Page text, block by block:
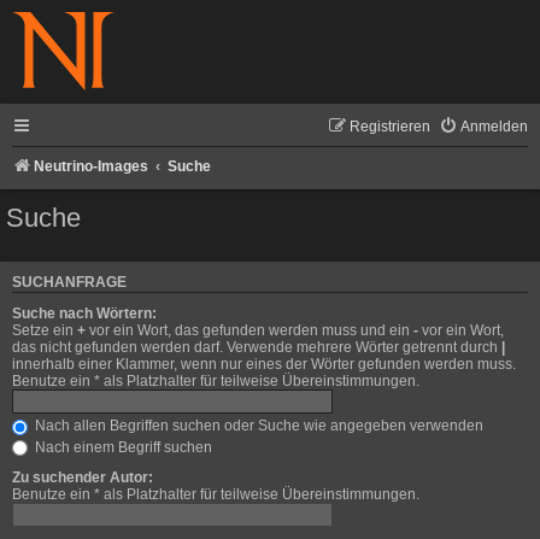
Anmelden
Registrieren
Neutrino-Images Suche
Suche
SUCHANFRAGE
Suche nach Wörtern:
Setze ein + vor ein Wort, das gefunden werden muss und ein - vor ein Wort,
das nicht gefunden werden darf. Verwende mehrere Wörter getrennt durch
innerhalb einer Klammer, wenn nur eines der Wörter gefunden werden muss.
Benutze ein * als Platzhalter für teilweise Übereinstimmungen.
Nach allen Begriffen suchen oder Suche wie angegeben verwenden
Nach einem Begriff suchen
Zu suchender Autor:
Benutze ein * als Platzhalter für teilweise Übereinstimmungen.